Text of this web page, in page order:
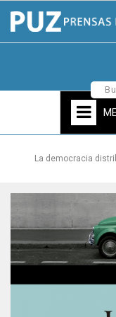
La democracia